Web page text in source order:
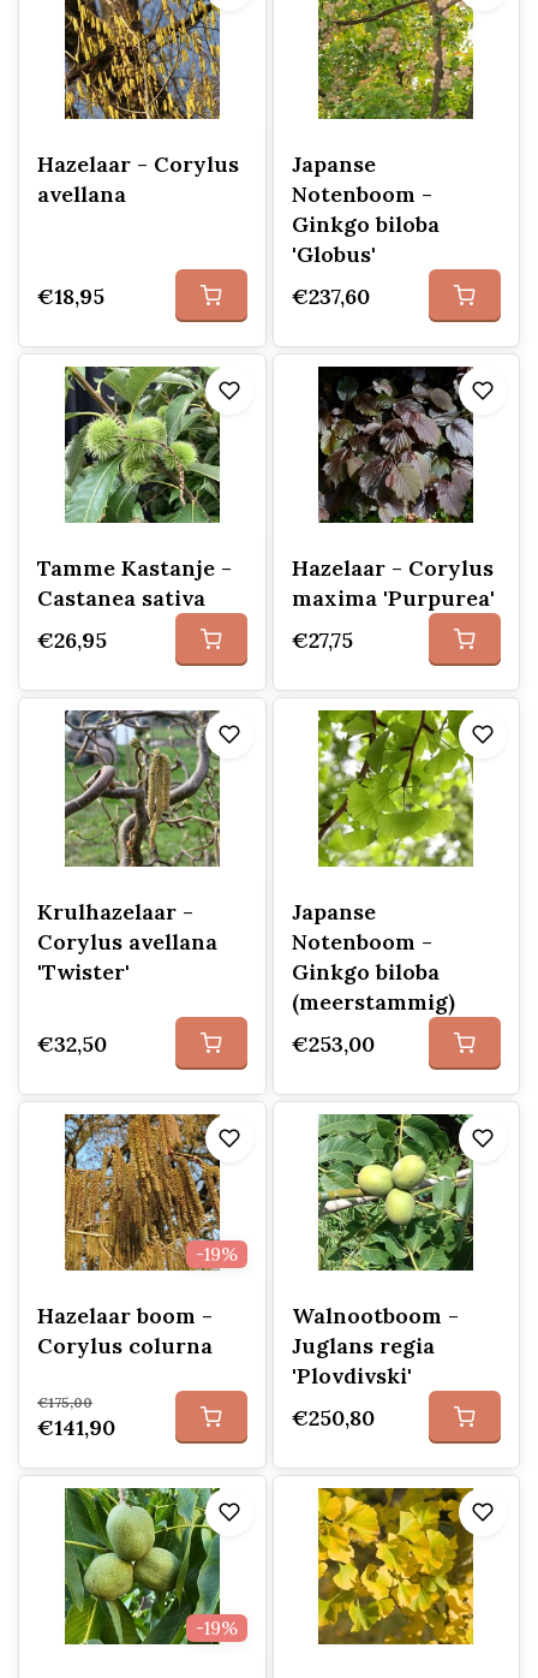
Hazelaar - Corylus
avellana
€18,95
Japanse
Notenboom -
Ginkgo biloba
'Globus'
€237,60
Tamme Kastanje -
Castanea sativa
€26,95
Hazelaar - Corylus
maxima 'Purpurea'
€27,75
Krulhazelaar -
Corylus avellana
'Twister'
€32,50
Japanse
Notenboom -
Ginkgo biloba
(meerstammig)
€253,00
-19%
Hazelaar boom -
Corylus colurna
€175,00
€141,90
Walnootboom -
Juglans regia
'Plovdivski'
€250,80
-19%